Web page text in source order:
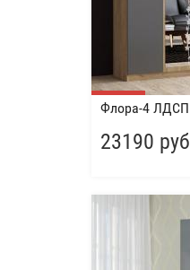
Флора-4 ЛДСП
23190 руб